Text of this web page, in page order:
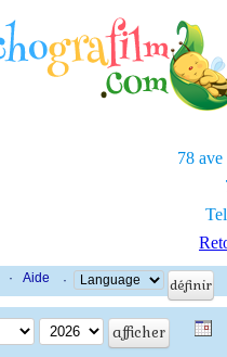
78 ave
· Aide ·